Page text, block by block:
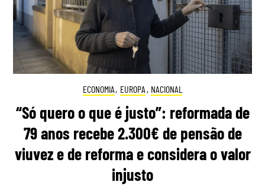
ECONOMIA, EUROPA , NACIONAL
“Só quero o que é justo”: reformada de
79 anos recebe 2.300€ de pensão de
viuvez e de reforma e considera o valor
injusto